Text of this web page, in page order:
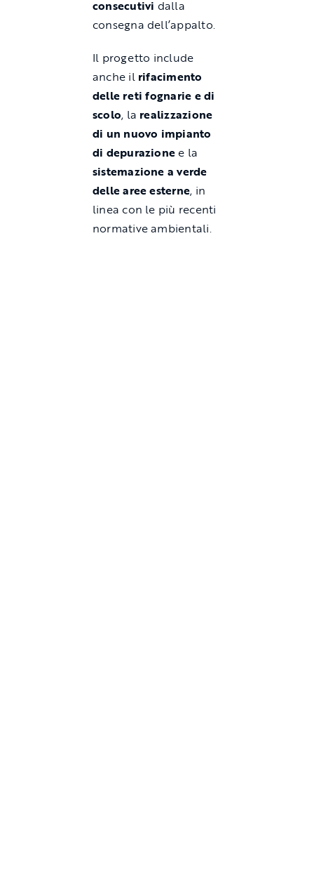
consecutivi dalla
consegna dell’appalto.
Il progetto include
anche il rifacimento
delle reti fognarie e di
scolo, la realizzazione
di un nuovo impianto
di depurazione e la
sistemazione a verde
delle aree esterne, in
linea con le più recenti
normative ambientali.